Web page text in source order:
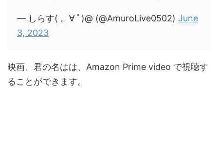
— しらす( 。∀ ﾟ)@ (@AmuroLive0502) June
3, 2023
映画、君の名はは、Amazon Prime video で視聴す
ることができます。